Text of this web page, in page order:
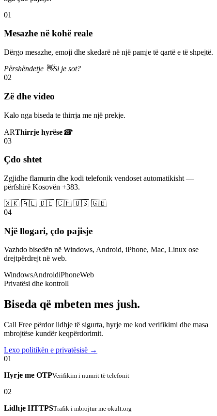
01
Mesazhe në kohë reale
Dërgo mesazhe, emoji dhe skedarë në një pamje të qartë e të shpejtë.
Përshëndetje 👋Si je sot?
02
Zë dhe video
Kalo nga biseda te thirrja me një prekje.
ARThirrje hyrëse☎
03
Çdo shtet
Zgjidhe flamurin dhe kodi telefonik vendoset automatikisht —
përfshirë Kosovën +383.
🇽🇰 🇦🇱 🇩🇪 🇨🇭 🇺🇸 🇬🇧
04
Një llogari, çdo pajisje
Vazhdo bisedën në Windows, Android, iPhone, Mac, Linux ose
drejtpërdrejt në web.
WindowsAndroidiPhoneWeb
Privatësi dhe kontroll
Biseda që mbeten mes jush.
Call Free përdor lidhje të sigurta, hyrje me kod verifikimi dhe masa
mbrojtëse kundër keqpërdorimit.
Lexo politikën e privatësisë →
01
Hyrje me OTPVerifikim i numrit të telefonit
02
Lidhje HTTPSTrafik i mbrojtur me okult.org